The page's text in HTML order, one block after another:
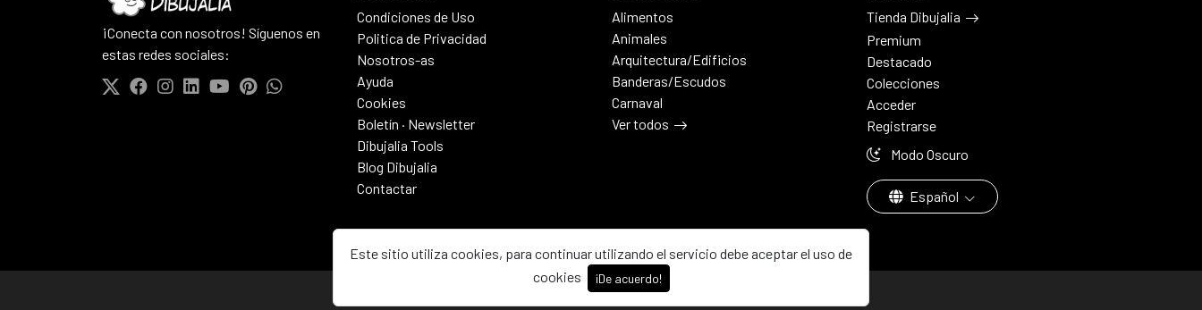
Este sitio utiliza cookies, para continuar utilizando el servicio debe aceptar el uso de
cookies
¡De acuerdo!
¡Conecta con nosotros! Síguenos en
estas redes sociales:
Condiciones de Uso
Politica de Privacidad
Nosotros-as
Ayuda
Cookies
Boletín · Newsletter
Dibujalia Tools
Blog Dibujalia
Contactar
Alimentos
Animales
Arquitectura/Edificios
Banderas/Escudos
Carnaval
Ver todos
Tienda Dibujalia
Premium
Destacado
Colecciones
Acceder
Registrarse
Modo Oscuro
Español
© 2026 - Dibujalia ha sido ⚙️ con ♥️ en ABC · Castilla-La Mancha · España